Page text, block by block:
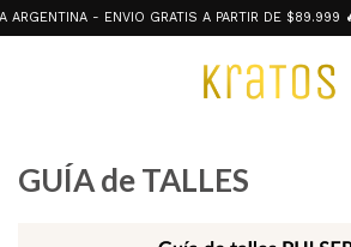
- ENVIO GRATIS A PARTIR DE $89.999 🔥
GUÍA de TALLES